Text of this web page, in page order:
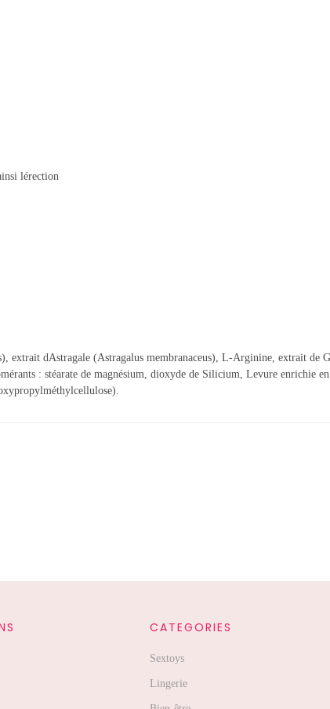
lérection
dAstragale (Astragalus membranaceus), L-Arginine, extrait de
: stéarate de magnésium, dioxyde de Silicium, Levure enrichie
CATEGORIES
Sextoys
Lingerie